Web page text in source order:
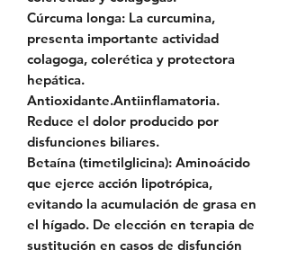
Cúrcuma longa: La curcumina,
presenta importante actividad
colagoga, colerética y protectora
hepática.
Antioxidante.Antiinflamatoria.
Reduce el dolor producido por
disfunciones biliares.
Betaína (timetilglicina): Aminoácido
que ejerce acción lipotrópica,
evitando la acumulación de grasa en
el hígado. De elección en terapia de
sustitución en casos de disfunción